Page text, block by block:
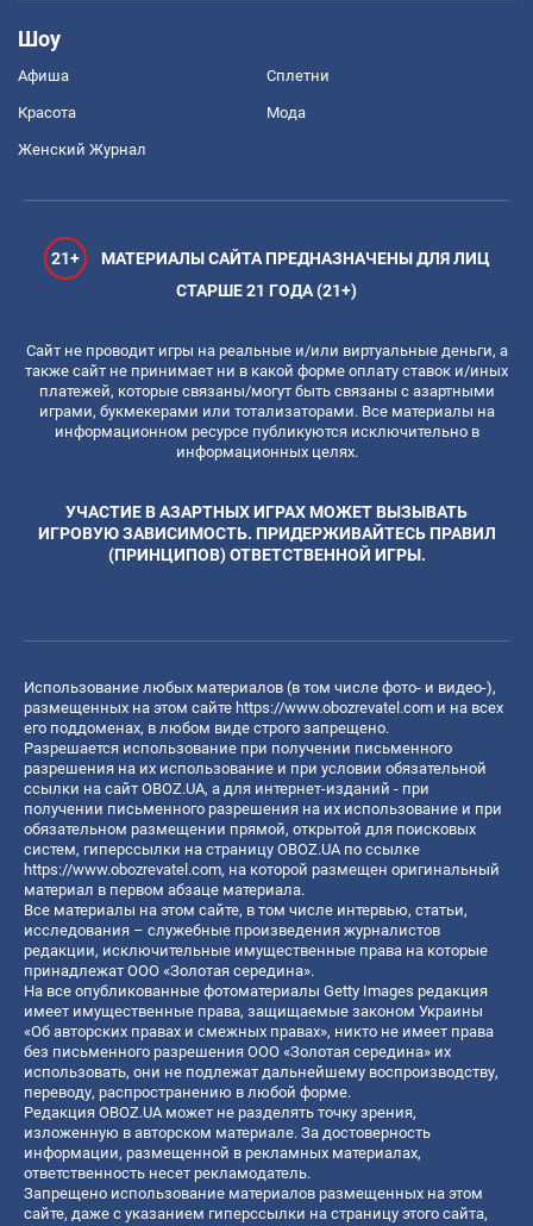
Шоу
Афиша Сплетни
Красота Мода
Женский Журнал
21+
МАТЕРИАЛЫ САЙТА ПРЕДНАЗНАЧЕНЫ ДЛЯ ЛИЦ
СТАРШЕ 21 ГОДА (21+)
Сайт не проводит игры на реальные и/или виртуальные деньги, а
также сайт не принимает ни в какой форме оплату ставок и/иных
платежей, которые связаны/могут быть связаны с азартными
играми, букмекерами или тотализаторами. Все материалы на
информационном ресурсе публикуются исключительно в
информационных целях.
УЧАСТИЕ В АЗАРТНЫХ ИГРАХ МОЖЕТ ВЫЗЫВАТЬ
ИГРОВУЮ ЗАВИСИМОСТЬ. ПРИДЕРЖИВАЙТЕСЬ ПРАВИЛ
(ПРИНЦИПОВ) ОТВЕТСТВЕННОЙ ИГРЫ.
Использование любых материалов (в том числе фото- и видео-),
размещенных на этом сайте https://www.obozrevatel.com и на всех
его поддоменах, в любом виде строго запрещено.
Разрешается использование при получении письменного
разрешения на их использование и при условии обязательной
ссылки на сайт OBOZ.UA, а для интернет-изданий - при
получении письменного разрешения на их использование и при
обязательном размещении прямой, открытой для поисковых
систем, гиперссылки на страницу OBOZ.UA по ссылке
https://www.obozrevatel.com, на которой размещен оригинальный
материал в первом абзаце материала.
Все материалы на этом сайте, в том числе интервью, статьи,
исследования – служебные произведения журналистов
редакции, исключительные имущественные права на которые
принадлежат ООО «Золотая середина».
На все опубликованные фотоматериалы Getty Images редакция
имеет имущественные права, защищаемые законом Украины
«Об авторских правах и смежных правах», никто не имеет права
без письменного разрешения ООО «Золотая середина» их
использовать, они не подлежат дальнейшему воспроизводству,
переводу, распространению в любой форме.
Редакция OBOZ.UA может не разделять точку зрения,
изложенную в авторском материале. За достоверность
информации, размещенной в рекламных материалах,
ответственность несет рекламодатель.
Запрещено использование материалов размещенных на этом
сайте, даже с указанием гиперссылки на страницу этого сайта,